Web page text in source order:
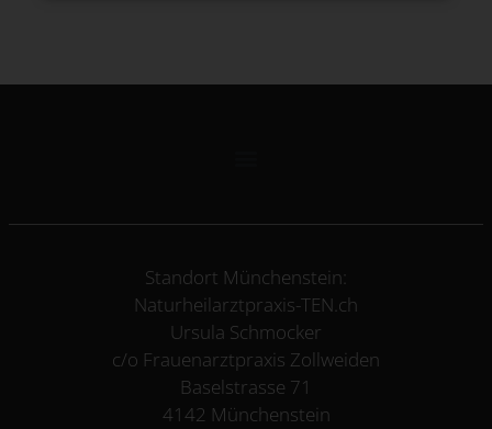
Standort Münchenstein:
Naturheilarztpraxis-TEN.ch
Ursula Schmocker
c/o Frauenarztpraxis Zollweiden
Baselstrasse 71
4142 Münchenstein